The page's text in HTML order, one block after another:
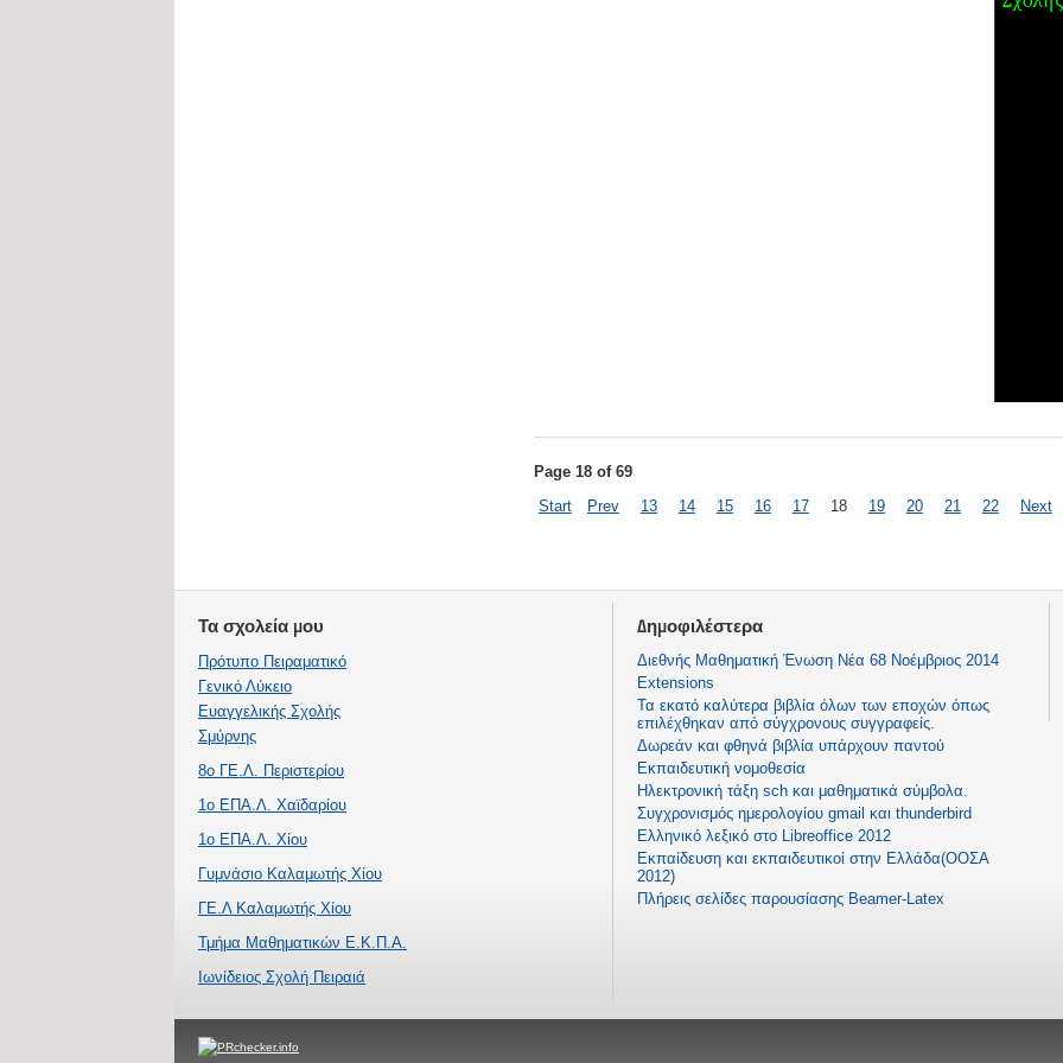
Page 18 of 69
Start
Prev 13 14 15 16 17 18 19 20 21 22 Next
Τα σχολεία μου
Πρότυπο Πειραματικό
Γενικό Λύκειο
Ευαγγελικής Σχολής
Σμύρνης
8ο ΓΕ.Λ. Περιστερίου
1ο ΕΠΑ.Λ. Χαϊδαρίου
1ο ΕΠΑ.Λ. Χίου
Γυμνάσιο Καλαμωτής Χίου
ΓΕ.Λ Καλαμωτής Χίου
Τμήμα Μαθηματικών Ε.Κ.Π.Α.
Ιωνίδειος Σχολή Πειραιά
Δημοφιλέστερα
Διεθνής Μαθηματική Ένωση Νέα 68 Νοέμβριος 2014
Extensions
Τα εκατό καλύτερα βιβλία όλων των εποχών όπως
επιλέχθηκαν από σύγχρονους συγγραφείς.
Δωρεάν και φθηνά βιβλία υπάρχουν παντού
Εκπαιδευτική νομοθεσία
Ηλεκτρονική τάξη sch και μαθηματικά σύμβολα.
Συγχρονισμός ημερολογίου gmail και thunderbird
Ελληνικό λεξικό στο Libreoffice 2012
Εκπαίδευση και εκπαιδευτικοί στην Ελλάδα(ΟΟΣΑ
2012)
Πλήρεις σελίδες παρουσίασης Beamer-Latex